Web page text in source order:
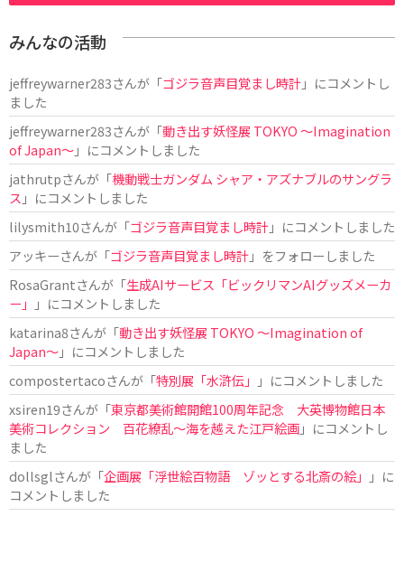
みんなの活動
jeffreywarner283さんが「ゴジラ音声目覚まし時計」にコメントし
ました
jeffreywarner283さんが「動き出す妖怪展 TOKYO 〜Imagination
of Japan〜」にコメントしました
jathrutpさんが「機動戦士ガンダム シャア・アズナブルのサングラ
ス 」にコメントしました
lilysmith10さんが「ゴジラ音声目覚まし時計」にコメントしました
アッキーさんが「ゴジラ音声目覚まし時計」をフォローしました
RosaGrantさんが「生成AIサービス「ビックリマンAIグッズメーカ
ー」
」にコメントしました
katarina8さんが「動き出す妖怪展 TOKYO 〜Imagination of
Japan〜」にコメントしました
compostertacoさんが「特別展「水滸伝」
」にコメントしました
xsiren19さんが「東京都美術館開館100周年記念 大英博物館日本
美術コレクション 百花繚乱～海を越えた江戸絵画」にコメントし
ました
dollsglさんが「企画展「浮世絵百物語 ゾッとする北斎の絵」
」に
コメントしました